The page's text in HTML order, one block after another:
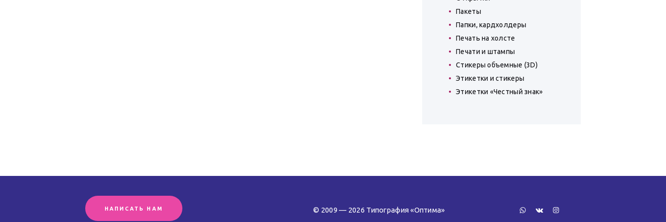
Пакеты
Папки, кардхолдеры
Печать на холсте
Печати и штампы
Стикеры объемные (3D)
Этикетки и стикеры
Этикетки «Честный знак»
НАПИСАТЬ НАМ © 2009 — 2026 Типография «Оптима»